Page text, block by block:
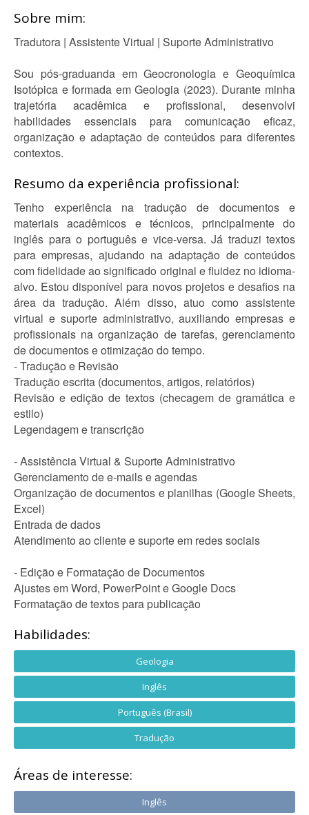
Sobre mim:
Tradutora | Assistente Virtual | Suporte Administrativo
Sou pós-graduanda em Geocronologia e Geoquímica
Isotópica e formada em Geologia (2023). Durante minha
trajetória acadêmica e profissional, desenvolvi
habilidades essenciais para comunicação eficaz,
organização e adaptação de conteúdos para diferentes
contextos.
Resumo da experiência profissional:
Tenho experiência na tradução de documentos e
materiais acadêmicos e técnicos, principalmente do
inglês para o português e vice-versa. Já traduzi textos
para empresas, ajudando na adaptação de conteúdos
com fidelidade ao significado original e fluidez no idioma-
alvo. Estou disponível para novos projetos e desafios na
área da tradução. Além disso, atuo como assistente
virtual e suporte administrativo, auxiliando empresas e
profissionais na organização de tarefas, gerenciamento
de documentos e otimização do tempo.
- Tradução e Revisão
Tradução escrita (documentos, artigos, relatórios)
Revisão e edição de textos (checagem de gramática e
estilo)
Legendagem e transcrição
- Assistência Virtual & Suporte Administrativo
Gerenciamento de e-mails e agendas
Organização de documentos e planilhas (Google Sheets,
Excel)
Entrada de dados
Atendimento ao cliente e suporte em redes sociais
- Edição e Formatação de Documentos
Ajustes em Word, PowerPoint e Google Docs
Formatação de textos para publicação
Habilidades:
Geologia
Inglês
Português (Brasil)
Tradução
Áreas de interesse:
Inglês